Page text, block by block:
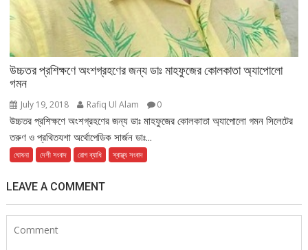
উচ্চতর প্রশিক্ষণে অংশগ্রহণের জন্য ডাঃ মাহফুজের কোলকাতা অ্যাপোলো
গমন
July 19, 2018 Rafiq Ul Alam 0
উচ্চতর প্রশিক্ষণে অংশগ্রহণের জন্য ডাঃ মাহফুজের কোলকাতা অ্যাপোলো গমন সিলেটের
তরুণ ও প্রথিতযশা অর্থোপেডিক সার্জন ডাঃ...
ঘোষনা দেশী সংবাদ রোগ ব্যাধি স্বাস্থ্য সংবাদ
LEAVE A COMMENT